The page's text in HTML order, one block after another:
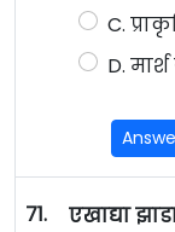
C.
D.
71.
एखाद्या